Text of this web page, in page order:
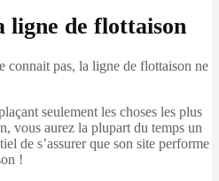
ligne de flottaison
connait pas, la ligne de flottaison ne
seulement les choses les plus
vous aurez la plupart du temps un
de s’assurer que son site performe
!